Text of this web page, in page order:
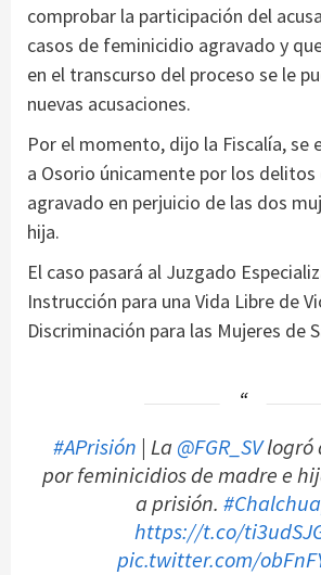
comprobar la participación del
casos de feminicidio agravado y
en el transcurso del proceso se le
nuevas acusaciones.
Por el momento, dijo la Fiscalía, se
a Osorio únicamente por los
agravado en perjuicio de las dos
hija.
El caso pasará al Juzgado
Instrucción para una Vida Libre de
Discriminación para las Mujeres de
#APrisión | La @FGR_SVlogró
por feminicidios de madre e
a prisión.
https://t.co/
pic.twitter.com/